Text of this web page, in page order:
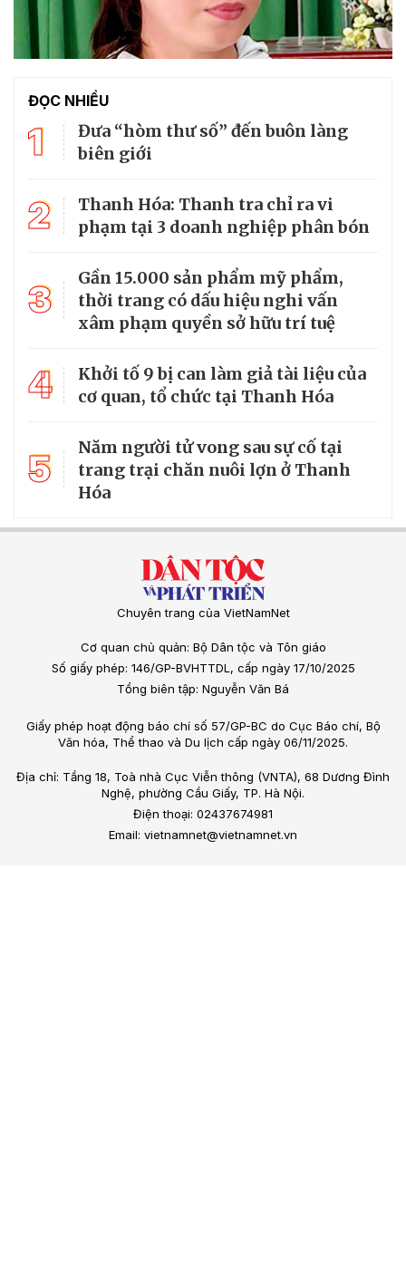
ĐỌC NHIỀU
1
Đưa “hòm thư số” đến buôn làng
biên giới
2
Thanh Hóa: Thanh tra chỉ ra vi
phạm tại 3 doanh nghiệp phân bón
3
Gần 15.000 sản phẩm mỹ phẩm,
thời trang có dấu hiệu nghi vấn
xâm phạm quyền sở hữu trí tuệ
4
Khởi tố 9 bị can làm giả tài liệu của
cơ quan, tổ chức tại Thanh Hóa
5
Năm người tử vong sau sự cố tại
trang trại chăn nuôi lợn ở Thanh
Hóa
Chuyên trang của VietNamNet
Cơ quan chủ quản: Bộ Dân tộc và Tôn giáo
Số giấy phép: 146/GP-BVHTTDL, cấp ngày 17/10/2025
Tổng biên tập: Nguyễn Văn Bá
Giấy phép hoạt động báo chí số 57/GP-BC do Cục Báo chí, Bộ
Văn hóa, Thể thao và Du lịch cấp ngày 06/11/2025.
Địa chỉ: Tầng 18, Toà nhà Cục Viễn thông (VNTA), 68 Dương Đình
Nghệ, phường Cầu Giấy, TP. Hà Nội.
Điện thoại: 02437674981
Email: vietnamnet@vietnamnet.vn